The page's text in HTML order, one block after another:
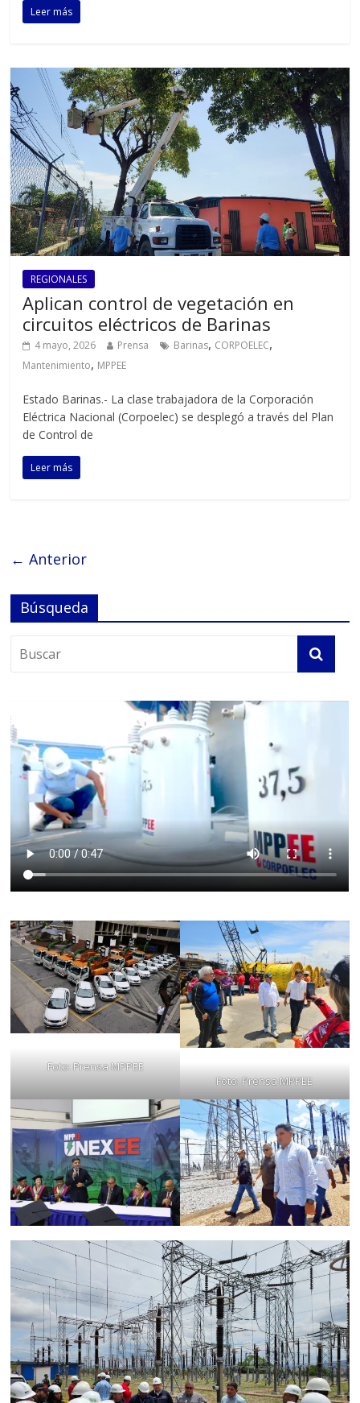
Leer más
REGIONALES
Aplican control de vegetación en
circuitos eléctricos de Barinas
4 mayo, 2026 Prensa Barinas, CORPOELEC,
Mantenimiento, MPPEE
‎‎‎Estado Barinas.- La clase trabajadora de la Corporación
Eléctrica Nacional (Corpoelec) se desplegó a través del Plan
de Control de
Leer más
← Anterior
Búsqueda
Foto: Prensa MPPEE
Foto: Prensa MPPEE